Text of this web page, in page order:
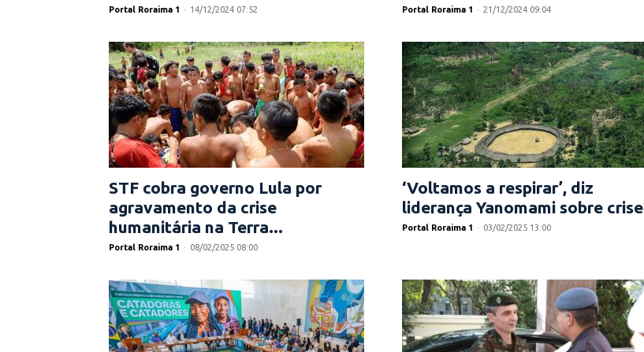
Portal Roraima 1 - 14/12/2024 07:52 Portal Roraima 1 - 21/12/2024 09:04
STF cobra governo Lula por
agravamento da crise
humanitária na Terra...
Portal Roraima 1 - 08/02/2025 08:00
‘Voltamos a respirar’, diz
liderança Yanomami sobre crise
Portal Roraima 1 - 03/02/2025 13:00